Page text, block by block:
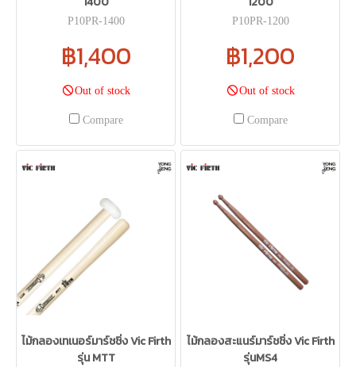
P10PR-1400
฿1,400
Out of stock
Compare
P10PR-1200
฿1,200
Out of stock
Compare
ไม้กลองเทเนอร์มาร์ชชิ่ง Vic Firth
รุ่น MTT
ไม้กลองสะแนร์มาร์ชชิ่ง Vic Firth
รุ่นMS4